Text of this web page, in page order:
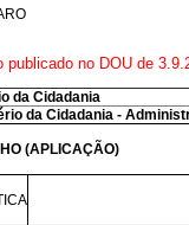
no DOU de
da Cidadania
da Cidadania -
(APLICAÇÃO)